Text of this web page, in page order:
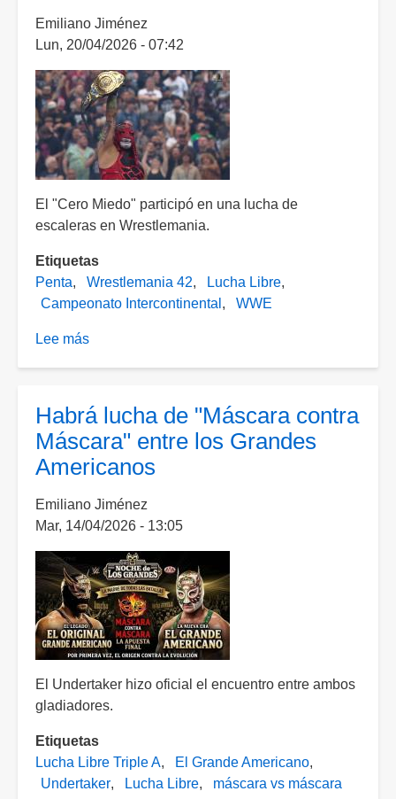
vuelven
a
la
cima
y
Lesnar
se
retira
Emiliano Jiménez
Lun, 20/04/2026 - 07:42
El "Cero Miedo" participó en una lucha de
escaleras en Wrestlemania.
Etiquetas
Penta
Wrestlemania 42
Lucha Libre
Campeonato Intercontinental
WWE
Lee más
su
título
en
el
más
grande
de
la
WWE
Habrá lucha de "Máscara contra
Máscara" entre los Grandes
Americanos
Emiliano Jiménez
Mar, 14/04/2026 - 13:05
El Undertaker hizo oficial el encuentro entre ambos
gladiadores.
Etiquetas
Lucha Libre Triple A
El Grande Americano
Undertaker
Lucha Libre máscara vs máscara